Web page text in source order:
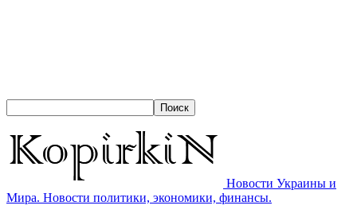
Новости Украины и
Мира. Новости политики, экономики, финансы.